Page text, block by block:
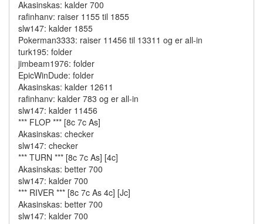
Akasinskas: kalder 700
rafinhanv: raiser 1155 til 1855
slw147: kalder 1855
Pokerman3333: raiser 11456 til 13311 og er all-in
turk195: folder
jimbeam1976: folder
EpicWinDude: folder
Akasinskas: kalder 12611
rafinhanv: kalder 783 og er all-in
slw147: kalder 11456
*** FLOP *** [8c 7c As]
Akasinskas: checker
slw147: checker
*** TURN *** [8c 7c As] [4c]
Akasinskas: better 700
slw147: kalder 700
*** RIVER *** [8c 7c As 4c] [Jc]
Akasinskas: better 700
slw147: kalder 700